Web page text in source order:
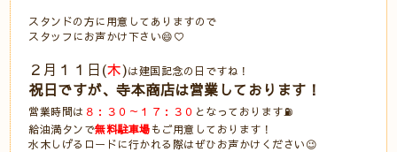
スタンドの方に用意してありますので
スタッフにお声かけ下さい😄♡
２月１１日(木)は建国記念の日ですね！
祝日ですが、寺本商店は営業しております！
営業時間は ８：３０～１７：３０ となっております⛽
給油満タンで無料駐車場もご用意しております！
水木しげるロードに行かれる際はぜひお声かけください😉